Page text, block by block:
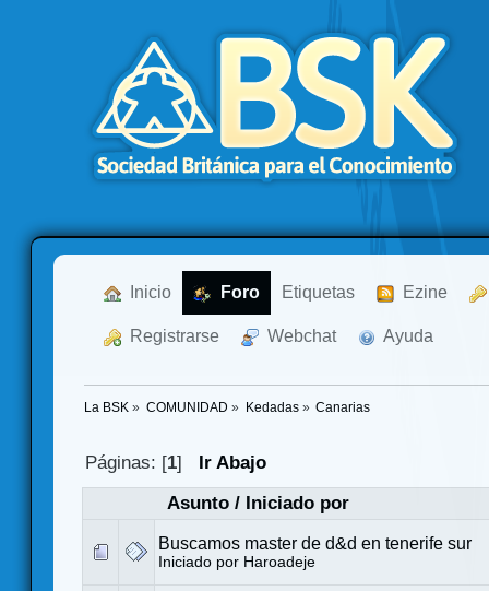
Inicio Foro Etiquetas Ezine
Registrarse Webchat Ayuda
La BSK » COMUNIDAD » Kedadas» Canarias
Páginas: [1]
Ir Abajo
Asunto/ Iniciado por
Buscamos master de d&d en tenerife sur
Iniciado por Haroadeje